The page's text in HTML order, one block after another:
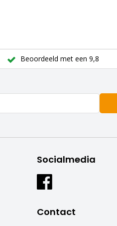
Beoordeeld met een 9,8
Socialmedia
Contact